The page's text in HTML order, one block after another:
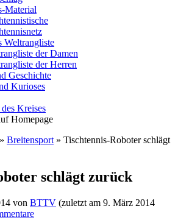
Material
Weltrangliste
der Damen
der Herren
Geschichte
Kurioses
Kreises
Homepage
» Breitensport » Tischtennis-Roboter schlägt
schlägt zurück
von BTTV (zuletzt am 9. März 2014